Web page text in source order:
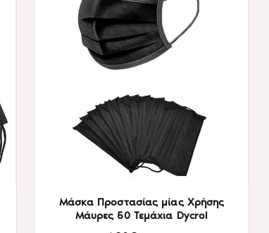
Μάσκα Προστασίας μίας Χρήσης
Μάυρες 50 Τεμάχια Dycrol